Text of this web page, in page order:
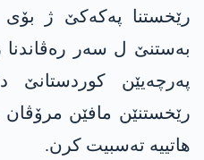
رێخستنا په‌كه‌كێ ژ
به‌ستنێ ل سه‌ر ره‌ڤاندنا
په‌رچه‌یێن
رێخستنێن مافێن
هاتییه‌ ته‌سبیت كرن.